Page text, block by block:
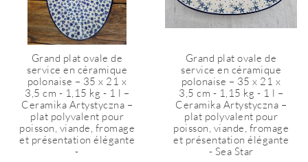
Grand plat ovale de
service en céramique
polonaise – 35 x 21 x
3,5 cm - 1,15 kg - 1 l –
Ceramika Artystyczna –
plat polyvalent pour
poisson, viande, fromage
et présentation élégante
-
Grand plat ovale de
service en céramique
polonaise – 35 x 21 x
3,5 cm - 1,15 kg - 1 l –
Ceramika Artystyczna –
plat polyvalent pour
poisson, viande, fromage
et présentation élégante
- Sea Star